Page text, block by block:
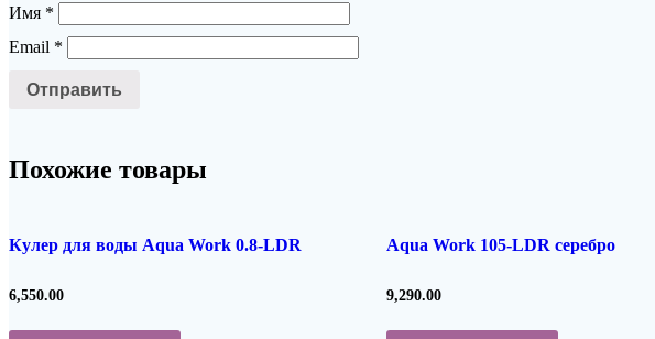
Имя *
Email *
Похожие товары
Кулер для воды Aqua Work 0.8-LDR
6,550.00
Aqua Work 105-LDR серебро
9,290.00